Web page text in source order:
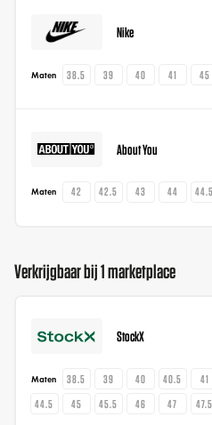
Nike
Maten 38.5 39 40 41 45
About You
Maten 42 42.5 43 44 44.5
Verkrijgbaar bij 1 marketplace
StockX
Maten 38.5 39 40 40.5 41
44.5
45 45.5 46 47 47.5